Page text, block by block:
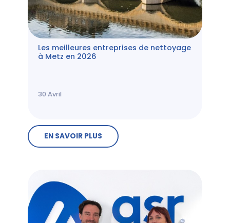
Les meilleures entreprises de nettoyage
à Metz en 2026
30 Avril
EN SAVOIR PLUS